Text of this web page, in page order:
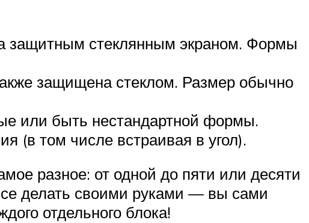
защитным стеклянным экраном. Формы
защищена стеклом. Размер обычно
или быть нестандартной формы.
(в том числе встраивая в угол).
разное: от одной до пяти или десяти
делать своими руками — вы сами
отдельного блока!